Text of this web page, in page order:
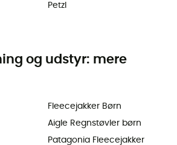
Petzl
og udstyr: mere
Fleecejakker Børn
Aigle Regnstøvler børn
Patagonia Fleecejakker